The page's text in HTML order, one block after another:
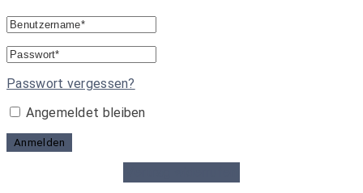
Passwort vergessen?
Angemeldet bleiben
Anmelden